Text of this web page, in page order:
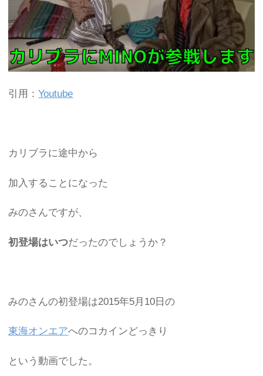
引用：Youtube
カリブラに途中から
加入することになった
みのさんですが、
初登場はいつだったのでしょうか？
みのさんの初登場は2015年5月10日の
東海オンエアへのコカインどっきり
という動画でした。